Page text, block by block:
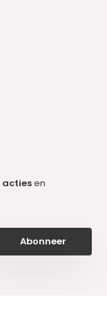
actiesen
Abonneer